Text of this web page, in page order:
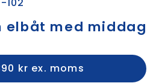
102
elbåt med middag
kr ex. moms